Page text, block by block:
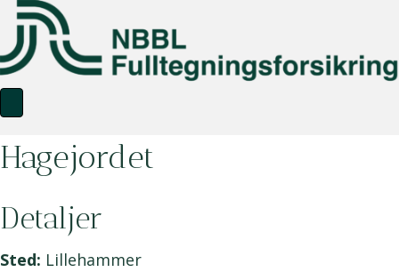
Hagejordet
Detaljer
Sted: Lillehammer